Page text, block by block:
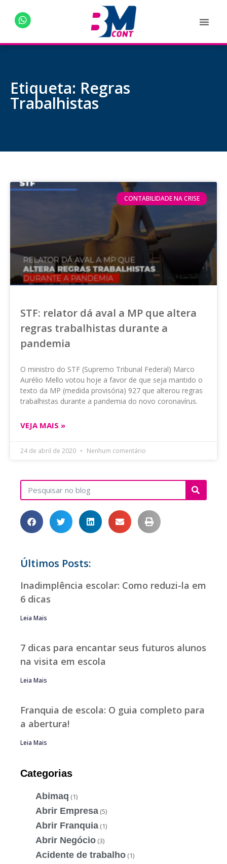
Etiqueta: Regras
Trabalhistas
CONTABILIDADE NA CRISE
STF: relator dá aval a MP que altera
regras trabalhistas durante a
pandemia
O ministro do STF (Supremo Tribunal Federal) Marco
Aurélio Mello votou hoje a favor de que seja mantido o
texto da MP (medida provisória) 927 que alterou regras
trabalhistas durante a pandemia do novo coronavírus.
VEJA MAIS »
24 de abril de 2020 Nenhum comentário
Últimos Posts:
Inadimplência escolar: Como reduzi-la em
6 dicas
Leia Mais
7 dicas para encantar seus futuros alunos
na visita em escola
Leia Mais
Franquia de escola: O guia completo para
a abertura!
Leia Mais
Categorias
Abimaq (1)
Abrir Empresa (5)
Abrir Franquia (1)
Abrir Negócio (3)
Acidente de trabalho (1)